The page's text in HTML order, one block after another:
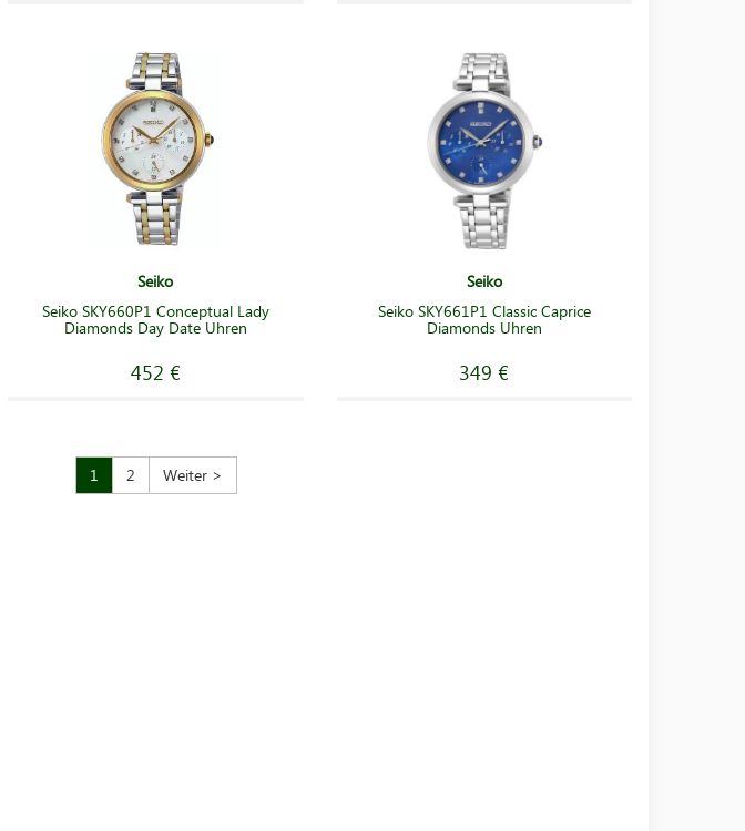
Seiko
Seiko SKY660P1 Conceptual Lady
Diamonds Day Date Uhren
452 €
Seiko
Seiko SKY661P1 Classic Caprice
Diamonds Uhren
349 €
1 2 Weiter >